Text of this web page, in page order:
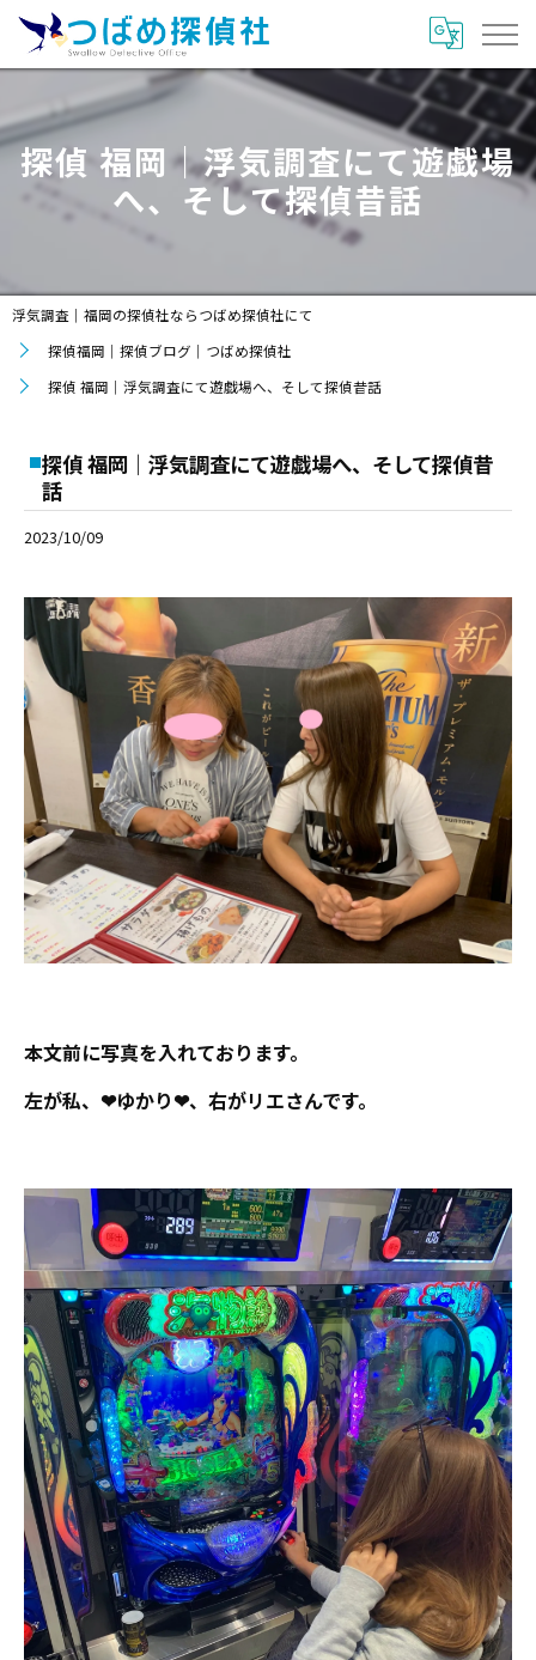
探偵 福岡｜浮気調査にて遊戯場
へ、そして探偵昔話
浮気調査｜福岡の探偵社ならつばめ探偵社にて
探偵福岡｜探偵ブログ｜つばめ探偵社
探偵 福岡｜浮気調査にて遊戯場へ、そして探偵昔話
探偵 福岡｜浮気調査にて遊戯場へ、そして探偵昔
話
2023/10/09
本文前に写真を入れております。
左が私、❤ゆかり❤、右がリエさんです。